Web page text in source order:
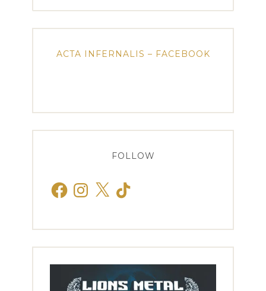
ACTA INFERNALIS – FACEBOOK
FOLLOW
FacebookInstagram
X TikTok